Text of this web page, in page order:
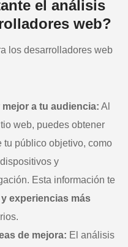
el análisis
web?
los desarrolladores web
a tu audiencia: Al
web, puedes obtener
tu público objetivo, como
y
Esta información te
experiencias más
de mejora: El análisis